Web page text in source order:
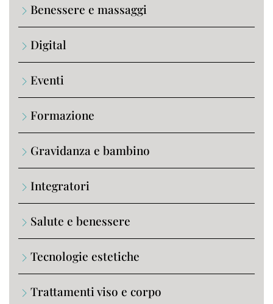
Benessere e massaggi
Digital
Eventi
Formazione
Gravidanza e bambino
Integratori
Salute e benessere
Tecnologie estetiche
Trattamenti viso e corpo